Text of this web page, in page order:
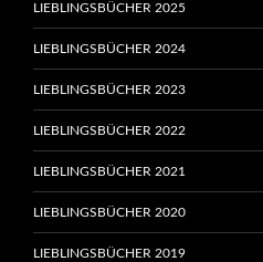
LIEBLINGSBÜCHER 2025
LIEBLINGSBÜCHER 2024
LIEBLINGSBÜCHER 2023
LIEBLINGSBÜCHER 2022
LIEBLINGSBÜCHER 2021
LIEBLINGSBÜCHER 2020
LIEBLINGSBÜCHER 2019